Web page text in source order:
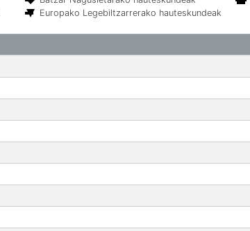
Europako Legebiltzarrerako hauteskundeak